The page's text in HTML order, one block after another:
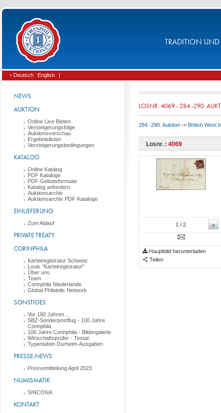
TRADITION UND
› Deutsch English |
NEWS
AUKTION
Online Live Bieten
Versteigerungsfolge
Auktionsvorschau
Ergebnislisten
Versteigerungsbedingungen
KATALOG
Online Katalog
PDF Kataloge
PDF Gebotsformular
Katalog anfordern
Auktionsarchiv
Auktionsarchiv PDF Kataloge
EINLIEFERUNG
Zum Ablauf
PRIVATE TREATY
CORINPHILA
Karteiregistratur Schweiz
Louis "Karteiregistratur"
Über uns
Team
Corinphila Niederlande
Global Philatelic Network
SONSTIGES
Vor 180 Jahren ...
SBZ-Sonderpostflug - 100 Jahre
Corinphila
100 Jahre Corinphila - Bildergalerie
Wirtschaftsprüfer - Testat
Typentafeln Durheim-Ausgaben
PRESSE-NEWS
Pressemitteilung April 2023
NUMISMATIK
SINCONA
KONTAKT
LOSNR. 4069 - 284.-290.
284.-290. Auktion -> British West
Losnr. : 4069
»
1 / 2
Hauptbild herunterladen
Teilen